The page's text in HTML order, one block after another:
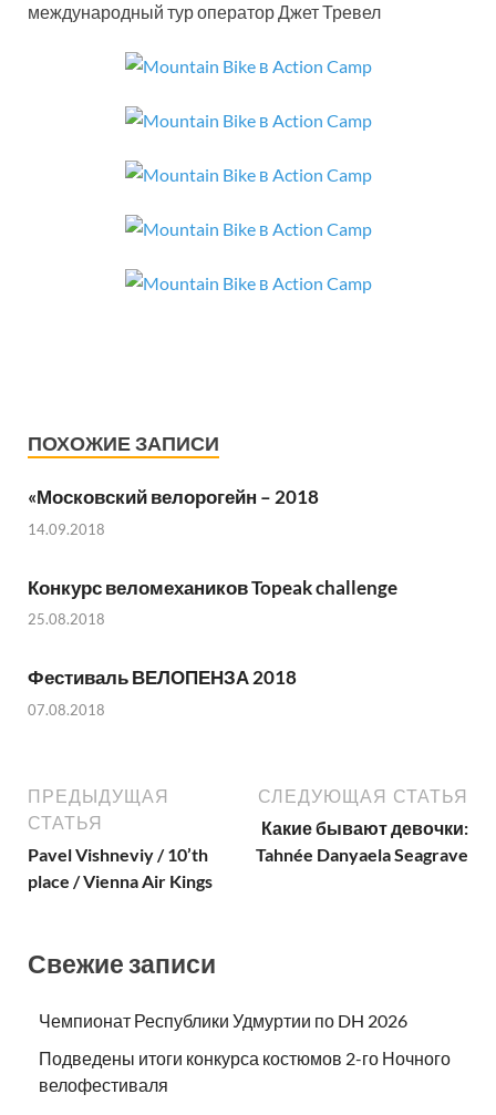
международный тур оператор Джет Тревел
ПОХОЖИЕ ЗАПИСИ
«Московский велорогейн – 2018
14.09.2018
Конкурс веломехаников Topeak challenge
25.08.2018
Фестиваль ВЕЛОПЕНЗА 2018
07.08.2018
ПРЕДЫДУЩАЯ
СТАТЬЯ
Pavel Vishneviy / 10’th
place / Vienna Air Kings
СЛЕДУЮЩАЯ СТАТЬЯ
Какие бывают девочки:
Tahnée Danyaela Seagrave
Свежие записи
Чемпионат Республики Удмуртии по DH 2026
Подведены итоги конкурса костюмов 2-го Ночного
велофестиваля